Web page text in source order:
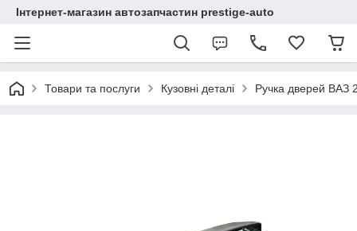
Інтернет-магазин автозапчастин prestige-auto
Товари та послуги Кузовні деталі Ручка дверей ВАЗ